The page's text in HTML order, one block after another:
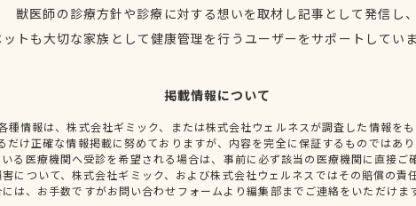
獣医師の診療方針や診療に対する想いを取材し記事として発信し
ットも大切な家族として健康管理を行うユーザーをサポートしてい
掲載情報について
種情報は、株式会社ギミック、または株式会社ウェルネスが調査した情報を
だけ正確な情報掲載に努めておりますが、内容を完全に保証するものではあ
る医療機関へ受診を希望される場合は、事前に必ず該当の医療機関に直接ご
について、株式会社ギミック、および株式会社ウェルネスではその賠償の責
は、お手数ですがお問い合わせフォームより編集部までご連絡をいただけま